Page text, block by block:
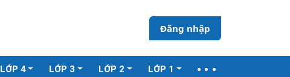
Đăng nhập
LỚP 4 LỚP 3 LỚP 2 LỚP 1